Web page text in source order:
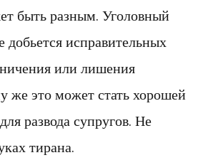
быть разным. Уголовный
добьется исправительных
или лишения
же это может стать хорошей
развода супругов. Не
тирана.